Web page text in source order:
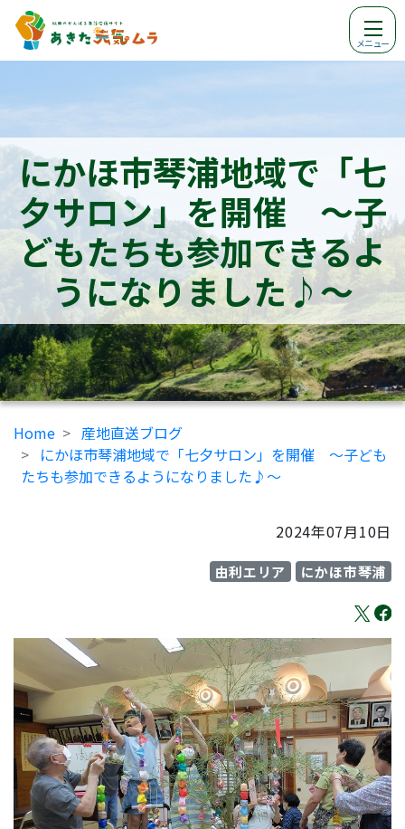
メニュー
にかほ市琴浦地域で「七
夕サロン」を開催 ～子
どもたちも参加できるよ
うになりました♪～
Home
産地直送ブログ
にかほ市琴浦地域で「七夕サロン」を開催 ～子ども
たちも参加できるようになりました♪～
2024年07月10日
由利エリア にかほ市琴浦